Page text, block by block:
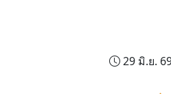
29 มิ.ย.